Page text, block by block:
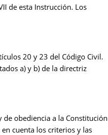
de esta Instrucción. Los
20 y 23 del Código Civil.
a) y b) de la directriz
obediencia a la Constitución
cuenta los criterios y las